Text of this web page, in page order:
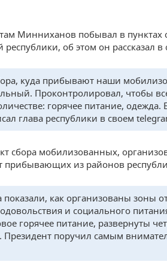
Минниханов побывал в пунктах
об этом он рассказал в
куда прибывают наши
Проконтролировал, чтобы
горячее питание, одежда.
глава республики в своем
сбора мобилизованных,
прибывающих из районов
показали, как организованы зоны
и социального
горячее питание, развернуты
Президент поручил самым